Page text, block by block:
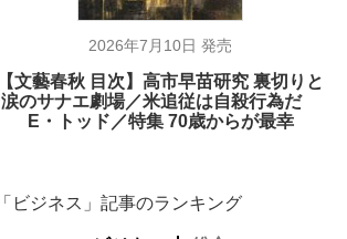
2026年7月10日 発売
【文藝春秋 目次】高市早苗研究 裏切りと
涙のサナエ劇場／米追従は自殺行為だ
E・トッド／特集 70歳からが最幸
「ビジネス」記事のランキング